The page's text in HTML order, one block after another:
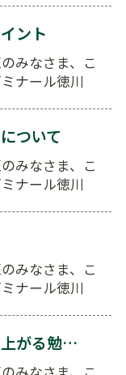
ント
みなさま、こ
ナール徳川
ついて
みなさま、こ
ナール徳川
みなさま、こ
ナール徳川
中１向け「成績の上がる勉強法講座」のお知らせ